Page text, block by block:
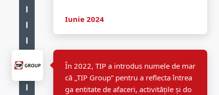
Iunie 2024
În 2022, TIP a introdus numele de mar
că „TIP Group” pentru a reflecta întrea
ga entitate de afaceri, activitățile și do